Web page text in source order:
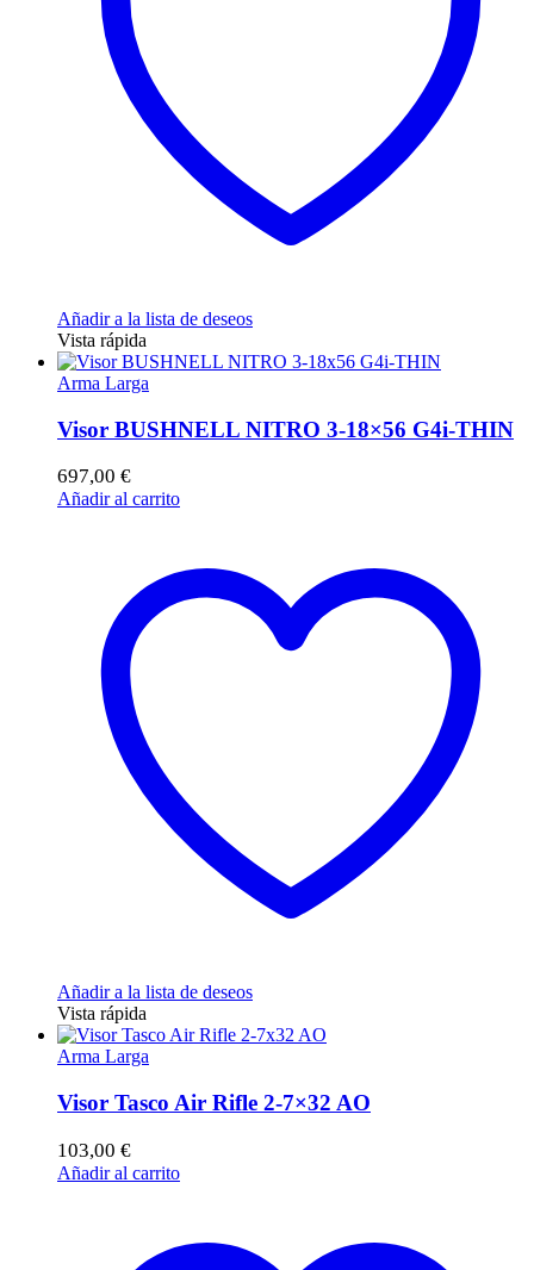
Añadir a la lista de deseos
Vista rápida
Arma Larga
Visor BUSHNELL NITRO 3-18×56 G4i-THIN
697,00 €
Añadir al carrito
Añadir a la lista de deseos
Vista rápida
Arma Larga
Visor Tasco Air Rifle 2-7×32 AO
103,00 €
Añadir al carrito